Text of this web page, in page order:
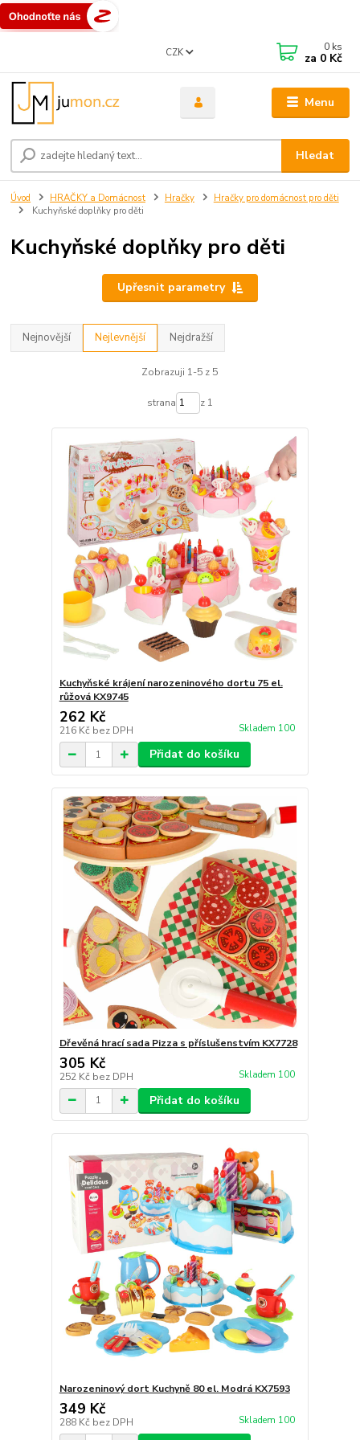
Menu
CZK
Hledat
0 ks
za 0 Kč
Úvod HRAČKY a Domácnost Hračky
Hračky pro domácnost pro děti
Kuchyňské doplňky pro děti
Kuchyňské doplňky pro děti
Upřesnit parametry
Nejnovější Nejlevnější Nejdražší
Zobrazuji 1-5 z 5
strana z 1
Kuchyňské krájení narozeninového dortu 75 el.
růžová KX9745
262 Kč
216 Kč bez DPH Skladem 100
Přidat do košíku
Dřevěná hrací sada Pizza s příslušenstvím KX7728
305 Kč
252 Kč bez DPH Skladem 100
Přidat do košíku
Narozeninový dort Kuchyně 80 el. Modrá KX7593
349 Kč
288 Kč bez DPH Skladem 100